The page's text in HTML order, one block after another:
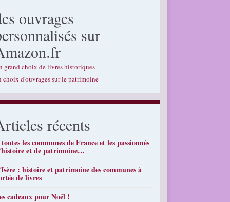
ouvrages
sur
grand choix de livres historiques
choix d'ouvrages sur le patrimoine
récents
les communes de France et les passionnés
et de patrimoine…
: histoire et patrimoine des communes à
de livres
cadeaux pour Noël !